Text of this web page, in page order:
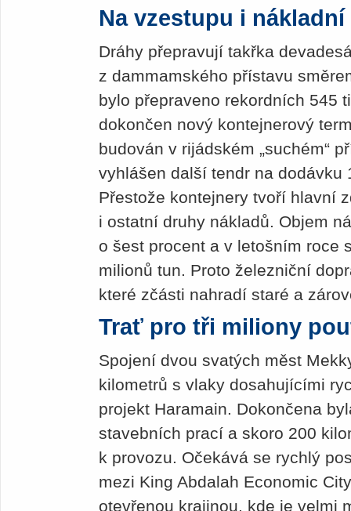
Na vzestupu i
Dráhy přepravují takřka
z dammamského přístavu
bylo přepraveno rekordních 545
dokončen nový kontejnerový
budován v rijádském „suchém“
vyhlášen další tendr na dodávku
Přestože kontejnery tvoří hlavní
i ostatní druhy nákladů. Objem
o šest procent a v letošním roce
milionů tun. Proto železniční
které zčásti nahradí staré a
Trať pro tři miliony
Spojení dvou svatých měst
kilometrů s vlaky dosahujícími
projekt Haramain. Dokončena
stavebních prací a skoro 200
k provozu. Očekává se rychlý
mezi King Abdalah Economic
otevřenou krajinou, kde je velmi